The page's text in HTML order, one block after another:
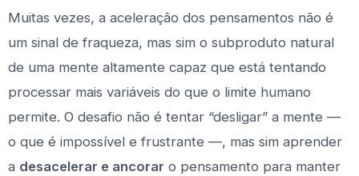
Muitas vezes, a aceleração dos pensamentos não é
um sinal de fraqueza, mas sim o subproduto natural
de uma mente altamente capaz que está tentando
processar mais variáveis do que o limite humano
permite. O desafio não é tentar “desligar” a mente —
o que é impossível e frustrante —, mas sim aprender
a desacelerar e ancorar o pensamento para manter